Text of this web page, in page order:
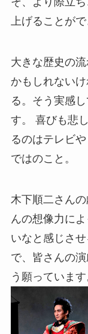
上げることが
大きな歴史の
かもしれない
る。そう実感
す。 喜びも悲
るのはテレビ
ではのこと。
木下順二さん
んの想像力に
いなと感じさ
で、皆さんの
う願っています